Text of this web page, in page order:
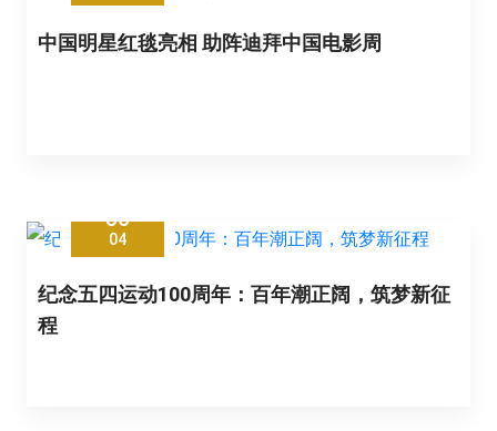
中国明星红毯亮相 助阵迪拜中国电影周
30
04
纪念五四运动100周年：百年潮正阔，筑梦新征
程